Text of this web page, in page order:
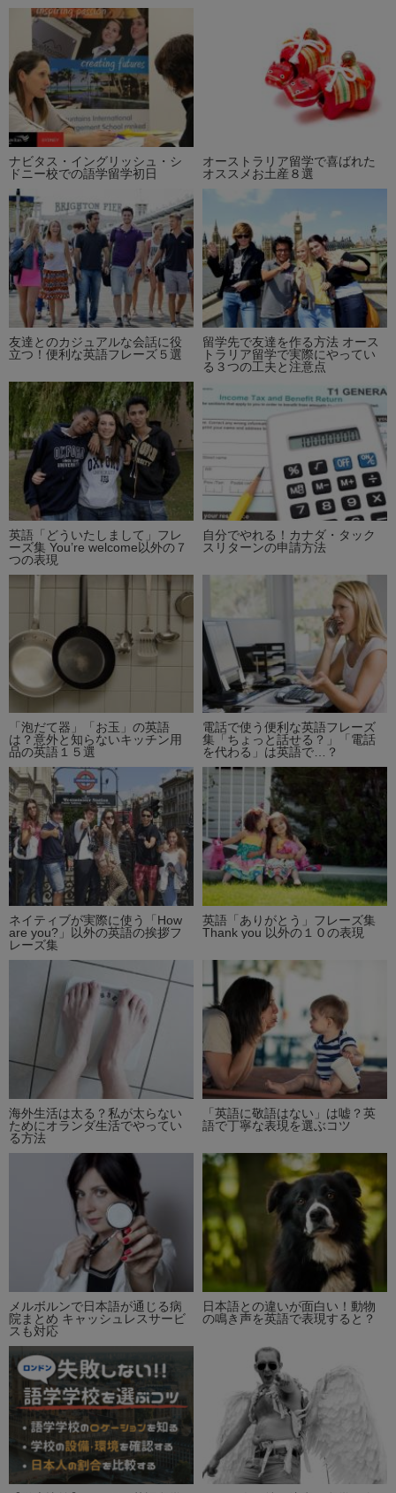
ナビタス・イングリッシュ・シ
ドニー校での語学留学初日
オーストラリア留学で喜ばれた
オススメお土産８選
友達とのカジュアルな会話に役
立つ！便利な英語フレーズ５選
留学先で友達を作る方法 オース
トラリア留学で実際にやってい
る３つの工夫と注意点
英語「どういたしまして」フレ
ーズ集 You’re welcome以外の７
つの表現
自分でやれる！カナダ・タック
スリターンの申請方法
「泡だて器」「お玉」の英語
は？意外と知らないキッチン用
品の英語１５選
電話で使う便利な英語フレーズ
集「ちょっと話せる？」「電話
を代わる」は英語で…？
ネイティブが実際に使う「How
are you?」以外の英語の挨拶フ
レーズ集
英語「ありがとう」フレーズ集
Thank you 以外の１０の表現
海外生活は太る？私が太らない
ためにオランダ生活でやってい
る方法
「英語に敬語はない」は嘘？英
語で丁寧な表現を選ぶコツ
メルボルンで日本語が通じる病
院まとめ キャッシュレスサービ
スも対応
日本語との違いが面白い！動物
の鳴き声を英語で表現すると？